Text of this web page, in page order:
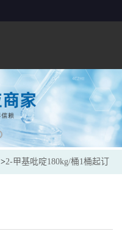
>2-甲基吡啶180kg/桶1桶起订